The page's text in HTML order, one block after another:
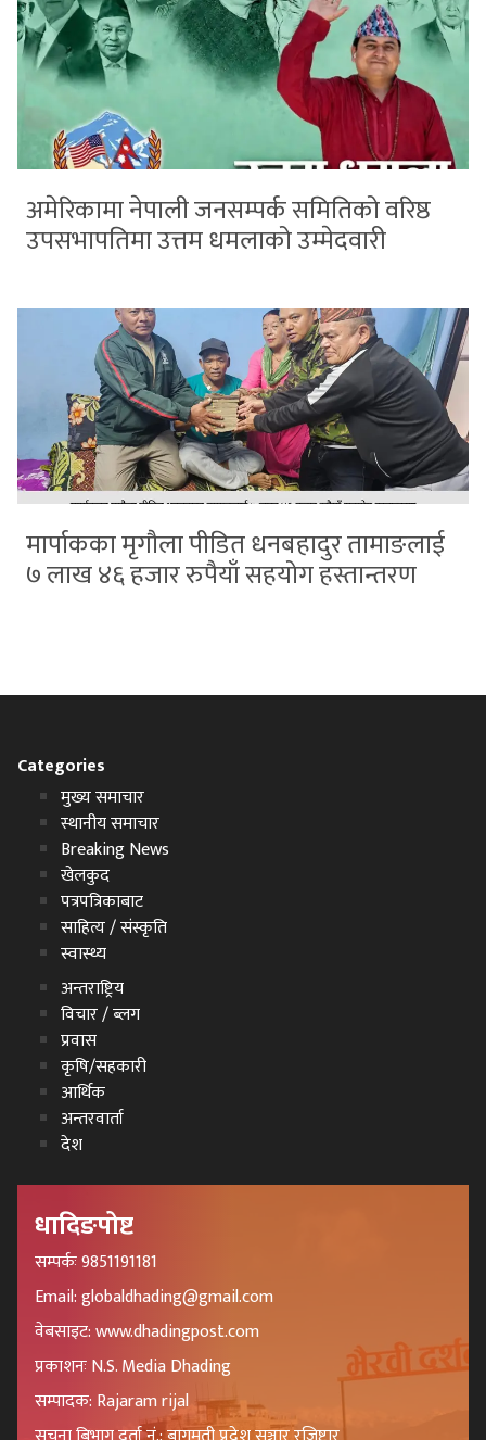
अमेरिकामा नेपाली जनसम्पर्क समितिको वरिष्ठ
उपसभापतिमा उत्तम धमलाको उम्मेदवारी
मार्पाकका मृगौला पीडित धनबहादुर तामाङलाई
७ लाख ४६ हजार रुपैयाँ सहयोग हस्तान्तरण
Categories
मुख्य समाचार
स्थानीय समाचार
Breaking News
खेलकुद
पत्रपत्रिकाबाट
साहित्य / संस्कृति
स्वास्थ्य
अन्तराष्ट्रिय
विचार / ब्लग
प्रवास
कृषि/सहकारी
आर्थिक
अन्तरवार्ता
देश
धादिङपोष्ट
सम्पर्कः 9851191181
Email: globaldhading@gmail.com
वेबसाइट: www.dhadingpost.com
प्रकाशनः N.S. Media Dhading
सम्पादक: Rajaram rijal